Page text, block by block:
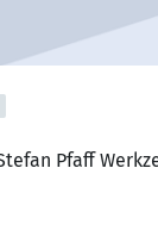
Pfaff